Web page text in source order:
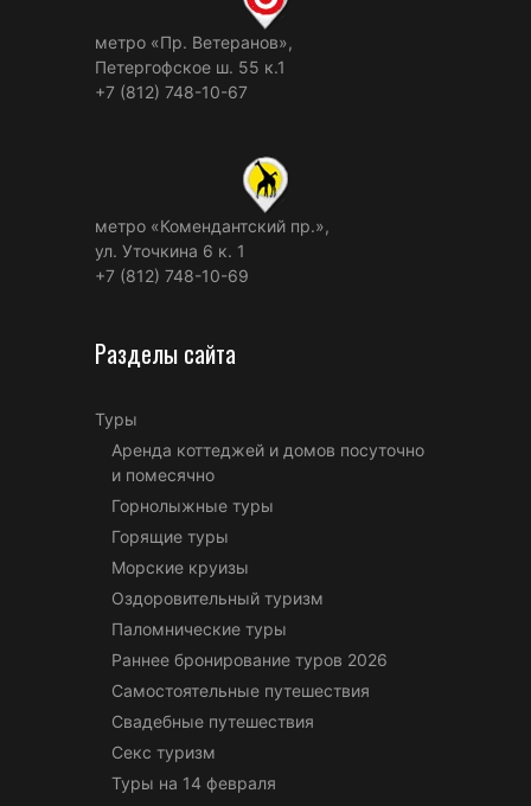
метро «Пр. Ветеранов»,
Петергофское ш. 55 к.1
+7 (812) 748-10-67
метро «Комендантский пр.»,
ул. Уточкина 6 к. 1
+7 (812) 748-10-69
Разделы сайта
Туры
Аренда коттеджей и домов посуточно
и помесячно
Горнолыжные туры
Горящие туры
Морские круизы
Оздоровительный туризм
Паломнические туры
Раннее бронирование туров 2026
Самостоятельные путешествия
Свадебные путешествия
Секс туризм
Туры на 14 февраля